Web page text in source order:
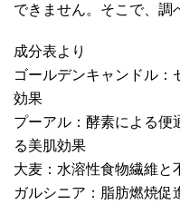
できません。そこで、調
成分表より
ゴールデンキャンドル：
効果
プーアル：酵素による便
る美肌効果
大麦：水溶性食物繊維と
ガルシニア：脂肪燃焼促